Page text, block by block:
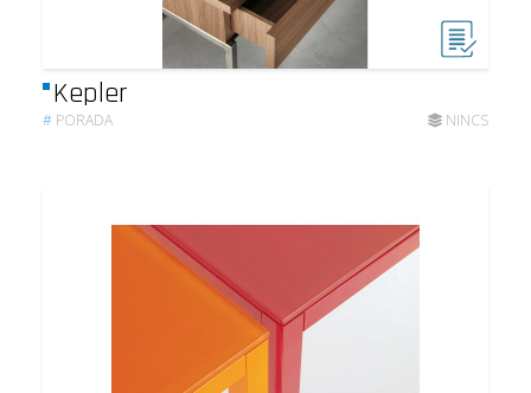
Kepler
# PORADA NINCS